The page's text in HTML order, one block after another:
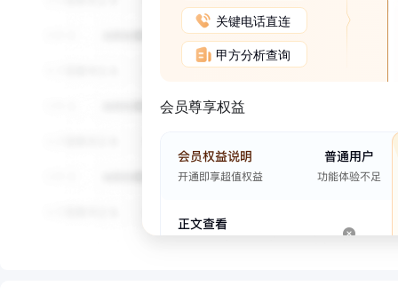
关键电话直连
甲方分析查询
会员尊享权益